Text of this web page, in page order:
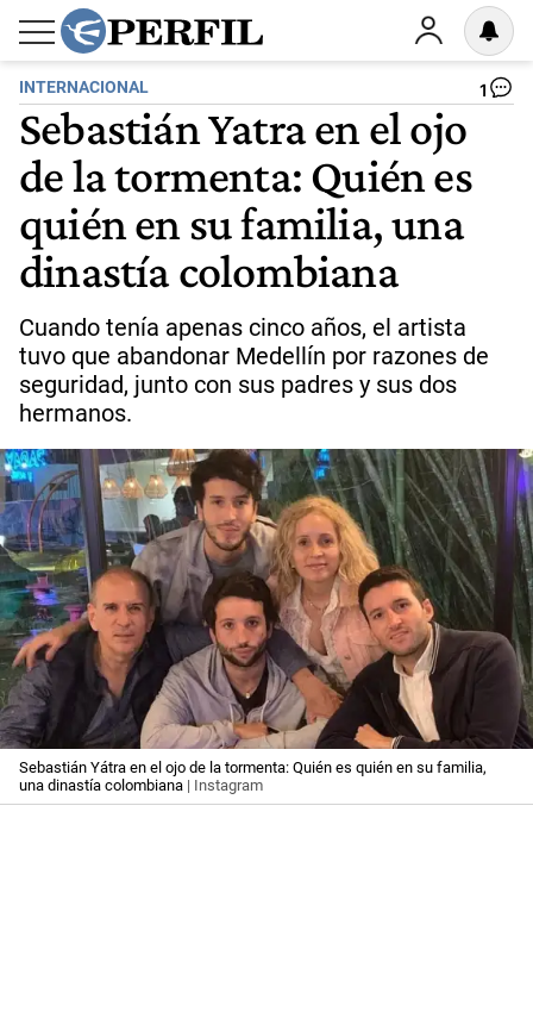
INTERNACIONAL 1
Sebastián Yatra en el ojo
de la tormenta: Quién es
quién en su familia, una
dinastía colombiana
Cuando tenía apenas cinco años, el artista
tuvo que abandonar Medellín por razones de
seguridad, junto con sus padres y sus dos
hermanos.
Sebastián Yátra en el ojo de la tormenta: Quién es quién en su familia,
una dinastía colombiana | Instagram